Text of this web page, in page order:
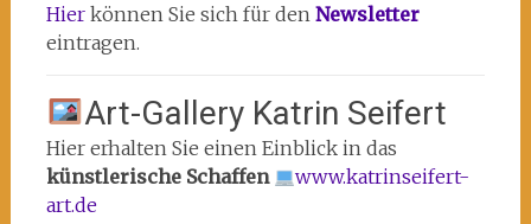
Hierkönnen Sie sich für den Newsletter
eintragen.
Art-Gallery Katrin Seifert
Hier erhalten Sie einen Einblick in das
künstlerische Schaffen
www.katrinseifert-
art.de